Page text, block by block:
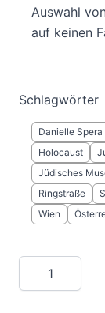
Auswahl
auf keinen
Schlagwörter
Danielle Spera
Holocaust
Jüdisches
Ringstraße
Wien
Menge